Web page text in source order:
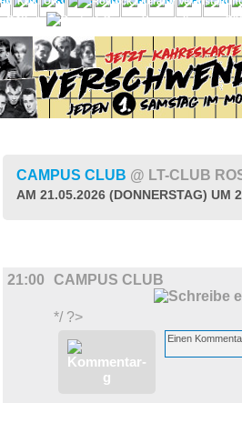
GAY
CAMPUS CLUB @ LT-CLUB
AM 21.05.2026 (DONNERSTAG) UM
21:00 CAMPUS CLUB
*/ ?>